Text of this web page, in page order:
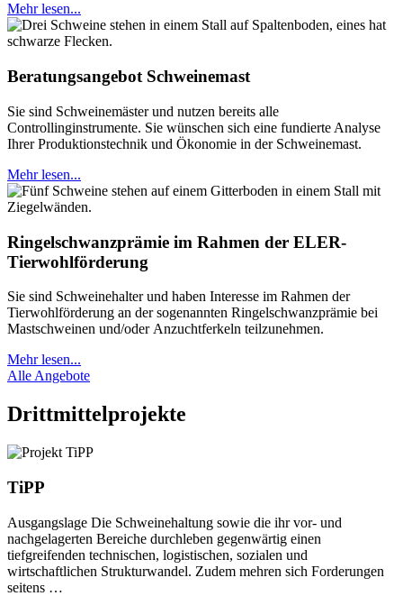
Mehr lesen...
Beratungsangebot Schweinemast
Sie sind Schweinemäster und nutzen bereits alle
Controllinginstrumente. Sie wünschen sich eine fundierte Analyse
Ihrer Produktionstechnik und Ökonomie in der Schweinemast.
Mehr lesen...
Ringelschwanzprämie im Rahmen der ELER-
Tierwohlförderung
Sie sind Schweinehalter und haben Interesse im Rahmen der
Tierwohlförderung an der sogenannten Ringelschwanzprämie bei
Mastschweinen und/oder Anzuchtferkeln teilzunehmen.
Mehr lesen...
Alle Angebote
Drittmittelprojekte
TiPP
Ausgangslage Die Schweinehaltung sowie die ihr vor- und
nachgelagerten Bereiche durchleben gegenwärtig einen
tiefgreifenden technischen, logistischen, sozialen und
wirtschaftlichen Strukturwandel. Zudem mehren sich Forderungen
seitens …